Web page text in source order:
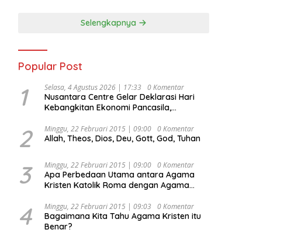
Selengkapnya
Popular Post
1 Selasa, 4 Agustus 2026 | 17:33 0 Komentar
Nusantara Centre Gelar Deklarasi Hari
Kebangkitan Ekonomi Pancasila,
Djojohadikusumo Anti Penjajahan
(Pergolakan Ekonomi Politik Indonesia) &
Undang Perekonomian Nasional dan
Kesejahteraan Sosial dalam Menata
Bangsa Menuju Indonesia Emas 2045”,
2 Minggu, 22 Februari 2015 | 09:00 0 Komentar
Allah, Theos, Dios, Deu, Gott, God, Tuhan
3 Minggu, 22 Februari 2015 | 09:00 0 Komentar
Apa Perbedaan Utama antara Agama
Kristen Katolik Roma dengan Agama
4 Minggu, 22 Februari 2015 | 09:03 0 Komentar
Bagaimana Kita Tahu Agama Kristen itu
Benar?